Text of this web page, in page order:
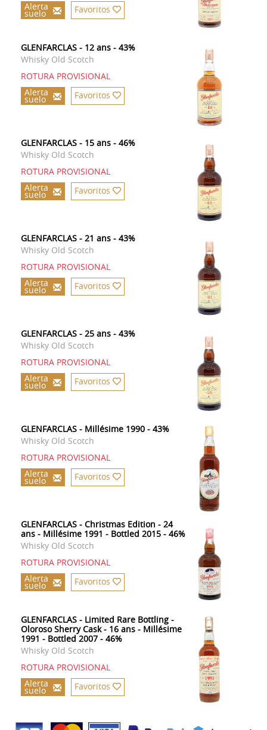
Alerta
suelo Favoritos
GLENFARCLAS - 12 ans - 43%
Whisky Old Scotch
ROTURA PROVISIONAL
Alerta
suelo Favoritos
GLENFARCLAS - 15 ans - 46%
Whisky Old Scotch
ROTURA PROVISIONAL
Alerta
suelo Favoritos
GLENFARCLAS - 21 ans - 43%
Whisky Old Scotch
ROTURA PROVISIONAL
Alerta
suelo Favoritos
GLENFARCLAS - 25 ans - 43%
Whisky Old Scotch
ROTURA PROVISIONAL
Alerta
suelo Favoritos
GLENFARCLAS - Millésime 1990 - 43%
Whisky Old Scotch
ROTURA PROVISIONAL
Alerta
suelo Favoritos
GLENFARCLAS - Christmas Edition - 24
ans - Millésime 1991 - Bottled 2015 - 46%
Whisky Old Scotch
ROTURA PROVISIONAL
Alerta
suelo Favoritos
GLENFARCLAS - Limited Rare Bottling -
Oloroso Sherry Cask - 16 ans - Millésime
1991 - Bottled 2007 - 46%
Whisky Old Scotch
ROTURA PROVISIONAL
Alerta
suelo Favoritos